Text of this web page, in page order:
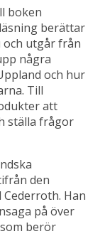
boken
berättar
och utgår från
några
och hur
Till
att
ställa frågor
den
Han
på över
berör